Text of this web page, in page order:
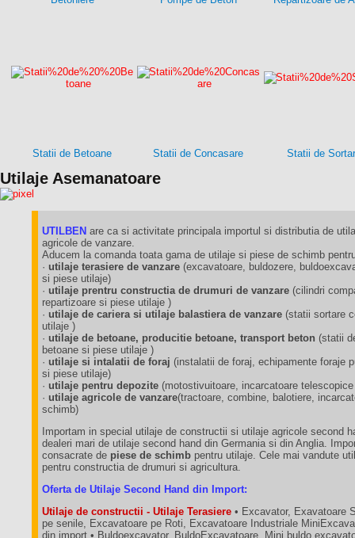
Statii de Betoane Statii de Concasare Statii de
Utilaje Asemanatoare
UTILBEN are ca si activitate principala importul si distributia de
agricole de vanzare.
Aducem la comanda toata gama de utilaje si piese de schimb
· utilaje terasiere de vanzare (excavatoare, buldozere,
si piese utilaje)
· utilaje prentru constructia de drumuri de vanzare (cilindri
repartizoare si piese utilaje )
· utilaje de cariera si utilaje balastiera de vanzare (statii sortare
utilaje )
· utilaje de betoane, producitie betoane, transport beton (statii
betoane si piese utilaje )
· utilaje si intalatii de foraj (instalatii de foraj, echipamente foraje
si piese utilaje)
· utilaje pentru depozite (motostivuitoare, incarcatoare
· utilaje agricole de vanzare(tractoare, combine, balotiere,
schimb)
Importam in special utilaje de constructii si utilaje agricole second
dealeri mari de utilaje second hand din Germania si din Anglia.
consacrate de piese de schimb pentru utilaje. Cele mai vandute
pentru constructia de drumuri si agricultura.
Oferta de Utilaje Second Hand din Import:
Utilaje de constructii - Utilaje Terasiere • Excavator, Exavatoare
pe senile, Excavatoare pe Roti, Excavatoare Industriale
din import • Buldoexcavator, BuldoExcavatoare, Mini buldo